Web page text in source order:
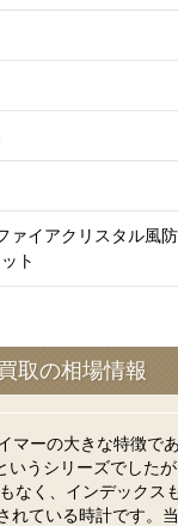
ァイアクリスタル
ト
取の相場情報
ーの大きな特徴で
うシリーズでした
なく、インデックス
れている時計です。